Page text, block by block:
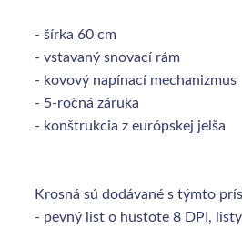
- šírka 60 cm
- vstavaný snovací rám
- kovový napínací mechanizmus
- 5-ročná záruka
- konštrukcia z európskej jelša
Krosná sú dodávané s týmto
- pevný list o hustote 8 DPI,